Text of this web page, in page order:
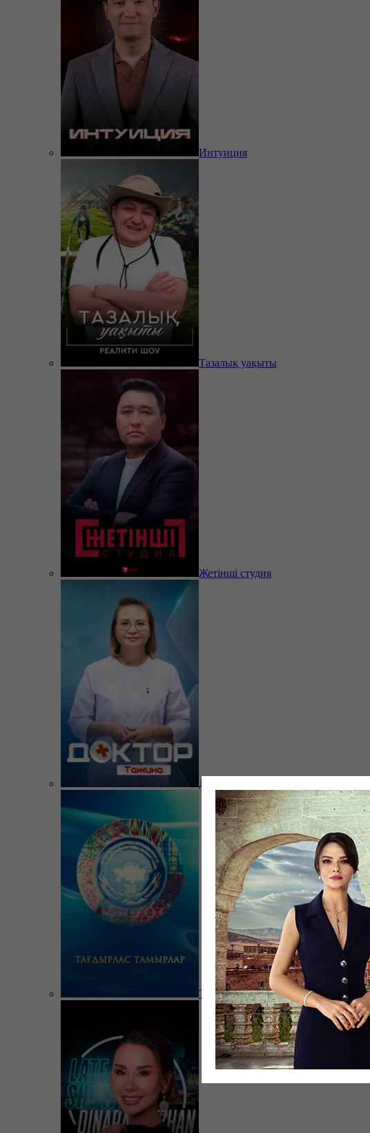
Интуиция
Тазалық уақыты
Жетінші студия
Доктор Тажина
Тағдырлас тамырлар